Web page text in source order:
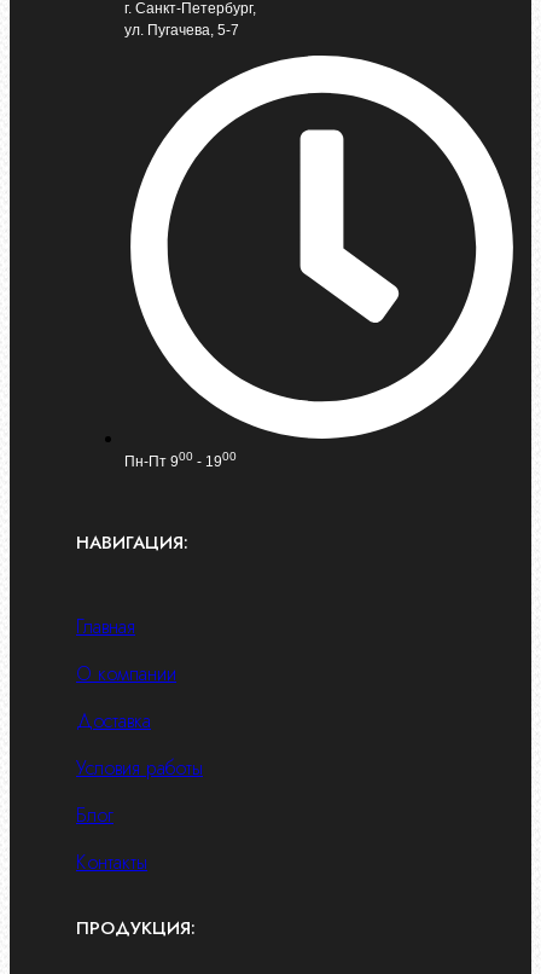
г. Санкт-Петербург,
ул. Пугачева, 5-7
Пн-Пт 900 - 1900
НАВИГАЦИЯ:
Главная
О компании
Доставка
Условия работы
Блог
Контакты
ПРОДУКЦИЯ: